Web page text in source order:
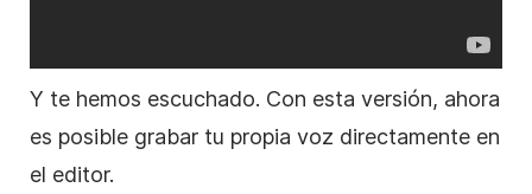
Y te hemos escuchado. Con esta versión, ahora
es posible grabar tu propia voz directamente en
el editor.